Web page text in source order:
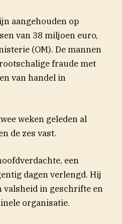
aangehouden op
van 38 miljoen euro,
(OM). De mannen
fraude met
van handel in
weken geleden al
de zes vast.
een
dagen verlengd. Hij
valsheid in geschrifte en
organisatie.